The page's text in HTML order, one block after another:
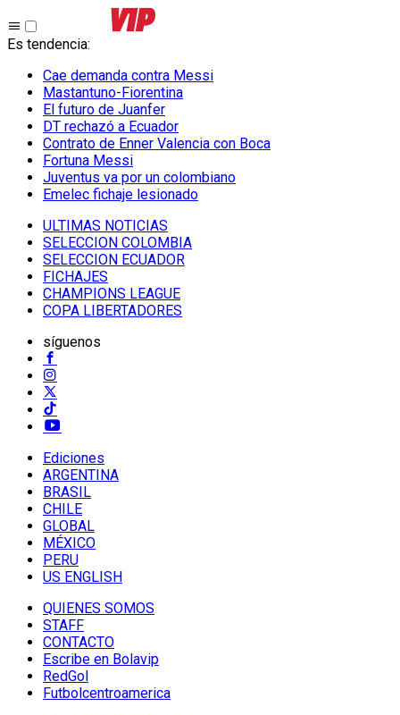
Es tendencia:
Cae demanda contra Messi
Mastantuno-Fiorentina
El futuro de Juanfer
DT rechazó a Ecuador
Contrato de Enner Valencia con Boca
Fortuna Messi
Juventus va por un colombiano
Emelec fichaje lesionado
ULTIMAS NOTICIAS
SELECCION COLOMBIA
SELECCION ECUADOR
FICHAJES
CHAMPIONS LEAGUE
COPA LIBERTADORES
síguenos
Ediciones
ARGENTINA
BRASIL
CHILE
GLOBAL
MÉXICO
PERU
US ENGLISH
QUIENES SOMOS
STAFF
CONTACTO
Escribe en Bolavip
RedGol
Futbolcentroamerica